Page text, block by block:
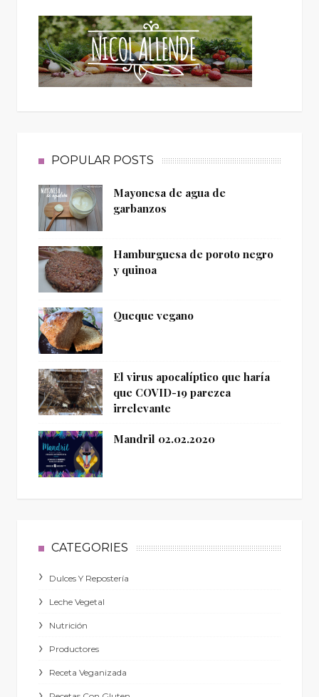
POPULAR POSTS
Mayonesa de agua de
garbanzos
Hamburguesa de poroto negro
y quinoa
Queque vegano
El virus apocalíptico que haría
que COVID-19 parezca
irrelevante
Mandril 02.02.2020
CATEGORIES
Dulces Y Repostería
Leche Vegetal
Nutrición
Productores
Receta Veganizada